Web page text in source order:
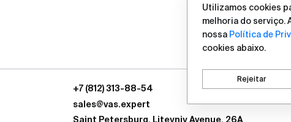
+7 (812) 313-88-54
sales@vas.expert
Saint Petersburg, Liteyniy Avenue, 26A
Utilizamos cookies
melhoria do serviço.
nossa Política de
cookies abaixo.
Rejeitar